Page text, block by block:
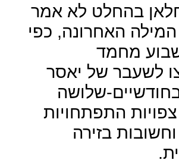
בהחלט לא אמר
המילה האחרונה, כפי
מחמד
לשעבר של יאסר
שלושה
התפתחויות
וחשובות בזירה